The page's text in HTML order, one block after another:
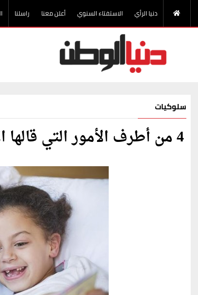
دنيا الرأي الاستفتاء السنوي أعلن معنا راسلنا
سلوكيات
4 من أطرف الأمور التي قالها الأطفال لأمهاتهم!